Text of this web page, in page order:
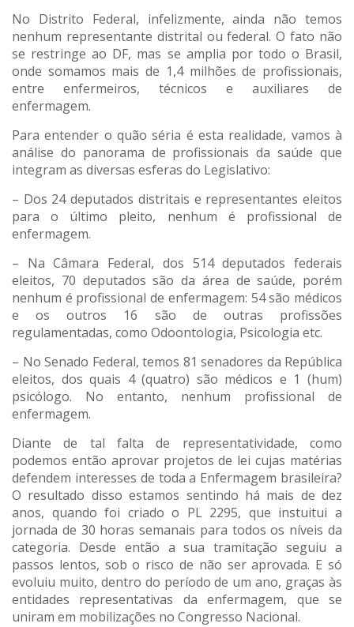
No Distrito Federal, infelizmente, ainda não temos
nenhum representante distrital ou federal. O fato não
se restringe ao DF, mas se amplia por todo o Brasil,
onde somamos mais de 1,4 milhões de profissionais,
entre enfermeiros, técnicos e auxiliares de
enfermagem.
Para entender o quão séria é esta realidade, vamos à
análise do panorama de profissionais da saúde que
integram as diversas esferas do Legislativo:
– Dos 24 deputados distritais e representantes eleitos
para o último pleito, nenhum é profissional de
enfermagem.
– Na Câmara Federal, dos 514 deputados federais
eleitos, 70 deputados são da área de saúde, porém
nenhum é profissional de enfermagem: 54 são médicos
e os outros 16 são de outras profissões
regulamentadas, como Odoontologia, Psicologia etc.
– No Senado Federal, temos 81 senadores da República
eleitos, dos quais 4 (quatro) são médicos e 1 (hum)
psicólogo. No entanto, nenhum profissional de
enfermagem.
Diante de tal falta de representatividade, como
podemos então aprovar projetos de lei cujas matérias
defendem interesses de toda a Enfermagem brasileira?
O resultado disso estamos sentindo há mais de dez
anos, quando foi criado o PL 2295, que instuitui a
jornada de 30 horas semanais para todos os níveis da
categoria. Desde então a sua tramitação seguiu a
passos lentos, sob o risco de não ser aprovada. E só
evoluiu muito, dentro do período de um ano, graças às
entidades representativas da enfermagem, que se
uniram em mobilizações no Congresso Nacional.